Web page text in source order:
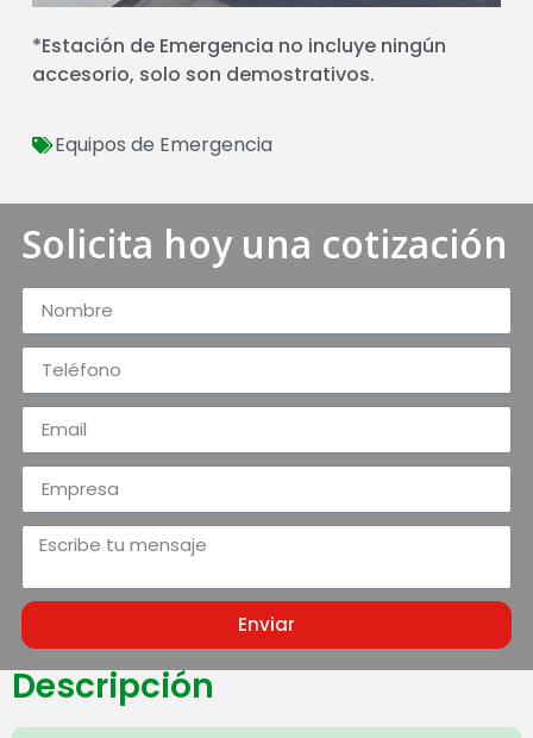
*Estación de Emergencia no incluye ningún
accesorio, solo son demostrativos.
Equipos de Emergencia
Solicita hoy una cotización
Enviar
Descripción